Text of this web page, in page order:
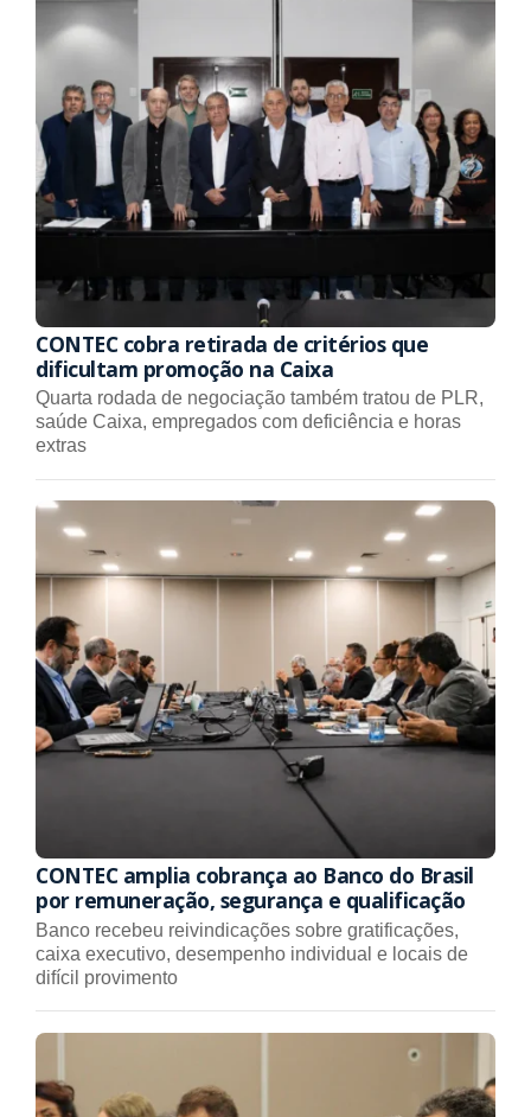
CONTEC cobra retirada de critérios que
dificultam promoção na Caixa
Quarta rodada de negociação também tratou de PLR,
saúde Caixa, empregados com deficiência e horas
extras
CONTEC amplia cobrança ao Banco do Brasil
por remuneração, segurança e qualificação
Banco recebeu reivindicações sobre gratificações,
caixa executivo, desempenho individual e locais de
difícil provimento